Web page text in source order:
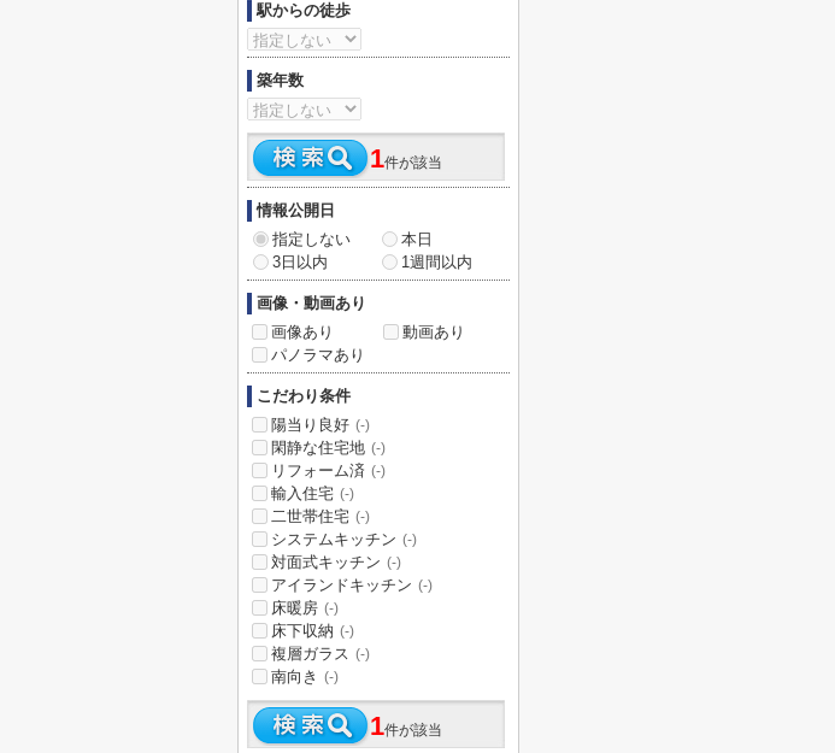
駅からの徒歩
築年数
1件が該当
情報公開日
指定しない
本日
3日以内
1週間以内
画像・動画あり
画像あり
動画あり
パノラマあり
こだわり条件
陽当り良好 (-)
閑静な住宅地 (-)
リフォーム済 (-)
輸入住宅 (-)
二世帯住宅 (-)
システムキッチン (-)
対面式キッチン (-)
アイランドキッチン (-)
床暖房 (-)
床下収納 (-)
複層ガラス (-)
南向き (-)
1件が該当